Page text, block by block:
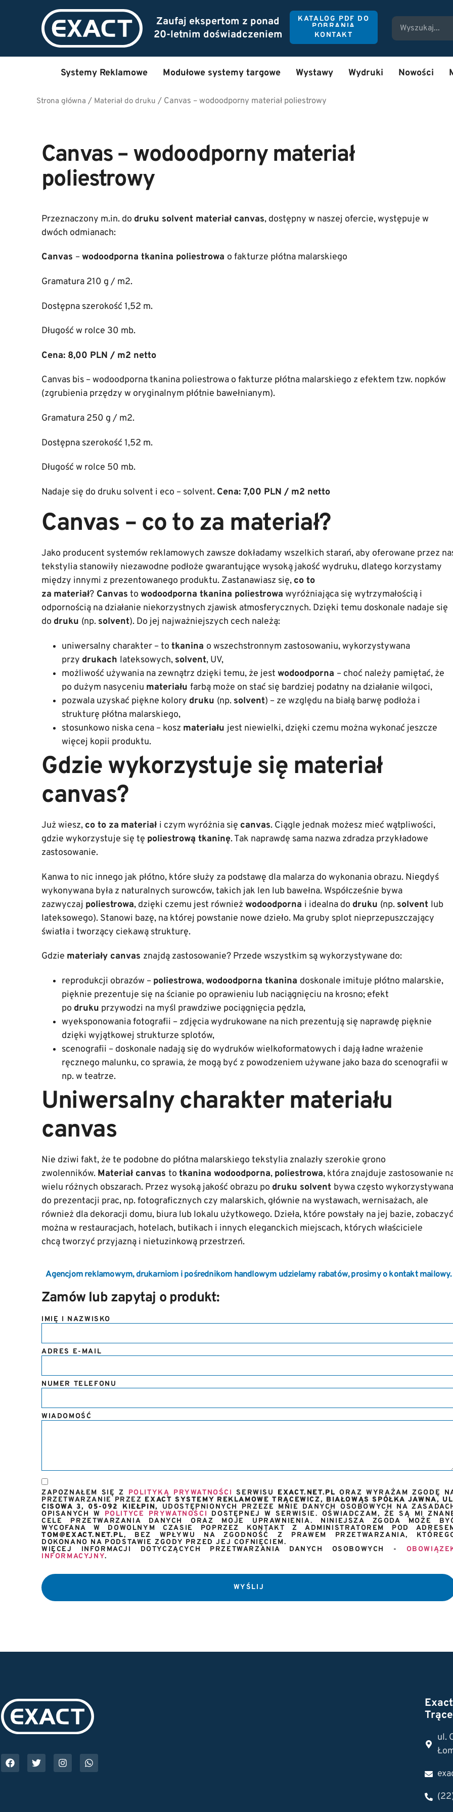
Zaufaj ekspertom z ponad
20-letnim doświadczeniem
KATALOG PDF DO
POBRANIA
KONTAKT
Systemy Reklamowe Modułowe systemy targowe Wystawy Wydruki Nowości
Strona główna / Materiał do druku / Canvas – wodoodporny materiał poliestrowy
Canvas – wodoodporny materiał
poliestrowy
Przeznaczony m.in. do druku solvent materiał canvas, dostępny w naszej ofercie, występuje w
dwóch odmianach:
Canvas –wodoodporna tkanina poliestrowa o fakturze płótna malarskiego
Gramatura 210 g / m2.
Dostępna szerokość 1,52 m.
Długość w rolce 30 mb.
Cena: 8,00 PLN / m2 netto
Canvas bis – wodoodporna tkanina poliestrowa o fakturze płótna malarskiego z efektem tzw. nopków
(zgrubienia przędzy w oryginalnym płótnie bawełnianym).
Gramatura 250 g / m2.
Dostępna szerokość 1,52 m.
Długość w rolce 50 mb.
Nadaje się do druku solvent i eco – solvent. Cena: 7,00 PLN / m2 netto
Canvas – co to za materiał?
Jako producent systemów reklamowych zawsze dokładamy wszelkich starań, aby oferowane przez
tekstylia stanowiły niezawodne podłoże gwarantujące wysoką jakość wydruku, dlatego korzystamy
między innymi z prezentowanego produktu. Zastanawiasz się, co to
za materiał? Canvas to wodoodporna tkanina poliestrowa wyróżniająca się wytrzymałością i
odpornością na działanie niekorzystnych zjawisk atmosferycznych. Dzięki temu doskonale nadaje się
do druku (np. solvent). Do jej najważniejszych cech należą:
uniwersalny charakter – to tkanina o wszechstronnym zastosowaniu, wykorzystywana
przy drukach lateksowych, solvent, UV,
możliwość używania na zewnątrz dzięki temu, że jest wodoodporna – choć należy pamiętać, że
po dużym nasyceniu materiału farbą może on stać się bardziej podatny na działanie wilgoci,
pozwala uzyskać piękne kolory druku (np. solvent) – ze względu na białą barwę podłoża i
strukturę płótna malarskiego,
stosunkowo niska cena – kosz materiału jest niewielki, dzięki czemu można wykonać jeszcze
więcej kopii produktu.
Gdzie wykorzystuje się materiał
canvas?
Już wiesz, co to za materiał i czym wyróżnia się canvas. Ciągle jednak możesz mieć wątpliwości,
gdzie wykorzystuje się tę poliestrową tkaninę. Tak naprawdę sama nazwa zdradza przykładowe
zastosowanie.
Kanwa to nic innego jak płótno, które służy za podstawę dla malarza do wykonania obrazu. Niegdyś
wykonywana była z naturalnych surowców, takich jak len lub bawełna. Współcześnie bywa
zazwyczaj poliestrowa, dzięki czemu jest również wodoodporna i idealna do druku (np. solvent lub
lateksowego). Stanowi bazę, na której powstanie nowe dzieło. Ma gruby splot nieprzepuszczający
światła i tworzący ciekawą strukturę.
Gdzie materiały canvas znajdą zastosowanie? Przede wszystkim są wykorzystywane do:
reprodukcji obrazów – poliestrowa,wodoodporna tkanina doskonale imituje płótno malarskie,
pięknie prezentuje się na ścianie po oprawieniu lub naciągnięciu na krosno; efekt
po druku przywodzi na myśl prawdziwe pociągnięcia pędzla,
wyeksponowania fotografii – zdjęcia wydrukowane na nich prezentują się naprawdę pięknie
dzięki wyjątkowej strukturze splotów,
scenografii – doskonale nadają się do wydruków wielkoformatowych i dają ładne wrażenie
ręcznego malunku, co sprawia, że mogą być z powodzeniem używane jako baza do scenografii w
np. w teatrze.
Uniwersalny charakter materiału
canvas
Nie dziwi fakt, że te podobne do płótna malarskiego tekstylia znalazły szerokie grono
zwolenników. Materiał canvas to tkanina wodoodporna, poliestrowa, która znajduje zastosowanie
wielu różnych obszarach. Przez wysoką jakość obrazu po druku solvent bywa często wykorzystywana
do prezentacji prac, np. fotograficznych czy malarskich, głównie na wystawach, wernisażach, ale
również dla dekoracji domu, biura lub lokalu użytkowego. Dzieła, które powstały na jej bazie, zobaczyć
można w restauracjach, hotelach, butikach i innych eleganckich miejscach, których właściciele
chcą tworzyć przyjazną i nietuzinkową przestrzeń.
Agencjom reklamowym, drukarniom i pośrednikom handlowym udzielamy rabatów, prosimy o kontakt mailowy.
Zamów lub zapytaj o produkt:
IMIĘ I NAZWISKO
ADRES E-MAIL
NUMER TELEFONU
WIADOMOŚĆ
ZAPOZNAŁEM SIĘ Z POLITYKĄ PRYWATNOŚCI SERWISU EXACT.NET.PL ORAZ WYRAŻAM ZGODĘ
PRZETWARZANIE PRZEZ EXACT SYSTEMY REKLAMOWE TRĄCEWICZ, BIAŁOWĄS SPÓŁKA JAWNA,
CISOWA 3, 05-092 KIEŁPIN, UDOSTĘPNIONYCH PRZEZE MNIE DANYCH OSOBOWYCH NA
OPISANYCH W POLITYCE PRYWATNOŚCI
DOSTĘPNEJ W SERWISIE. OŚWIADCZAM, ŻE SĄ MI
CELE PRZETWARZANIA DANYCH ORAZ MOJE UPRAWNIENIA. NINIEJSZA ZGODA MOŻE
WYCOFANA W DOWOLNYM CZASIE POPRZEZ KONTAKT Z ADMINISTRATOREM POD
TOM@EXACT.NET.PL, BEZ WPŁYWU NA ZGODNOŚĆ Z PRAWEM PRZETWARZANIA,
DOKONANO NA PODSTAWIE ZGODY PRZED JEJ COFNIĘCIEM.
WIĘCEJ INFORMACJI DOTYCZĄCYCH PRZETWARZANIA DANYCH OSOBOWYCH -
INFORMACYJNY.
WYŚLIJ
ul.